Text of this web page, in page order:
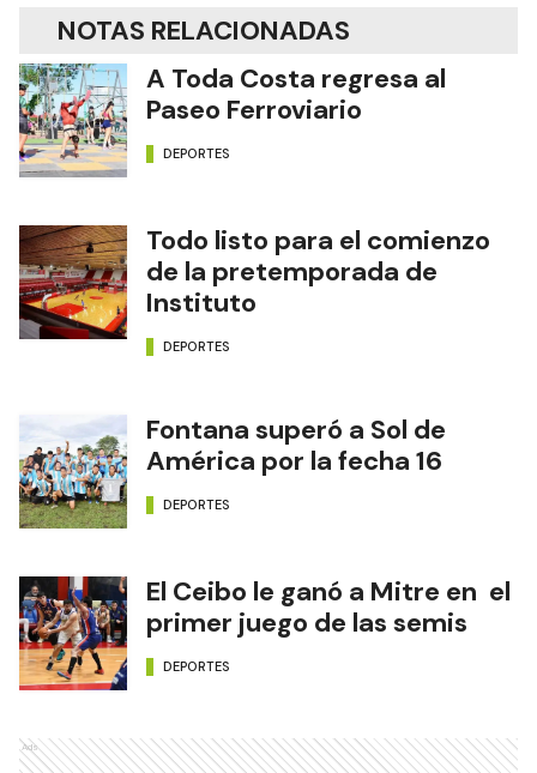
NOTAS RELACIONADAS
A Toda Costa regresa al
Paseo Ferroviario
DEPORTES
Todo listo para el comienzo
de la pretemporada de
Instituto
DEPORTES
Fontana superó a Sol de
América por la fecha 16
DEPORTES
El Ceibo le ganó a Mitre en el
primer juego de las semis
DEPORTES
Ads